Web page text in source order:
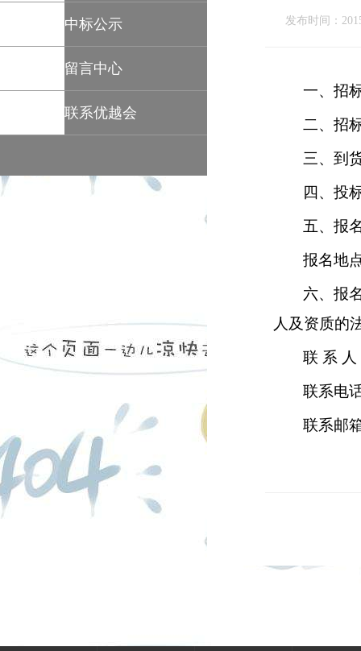
中标公示
留言中心
联系优越会
发布时间：
一、招
二、招
三、到
四、投
五、报
报名地
六、报
人及资质的
联 系
联系电
联系邮